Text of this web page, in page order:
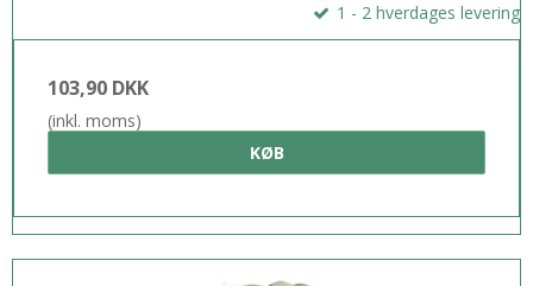
1 - 2 hverdages levering
103,90 DKK
(inkl. moms)
KØB